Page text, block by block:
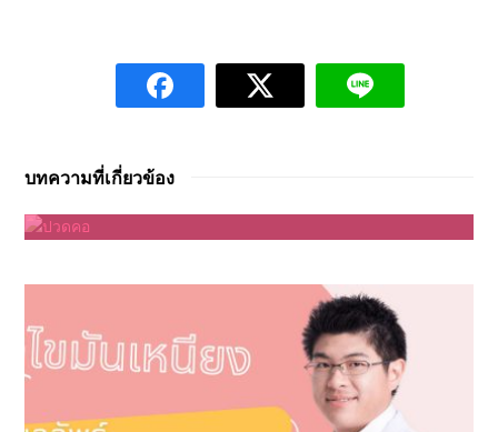
บทความที่เกี่ยวข้อง